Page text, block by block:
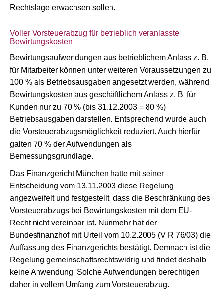
Rechtslage erwachsen sollen.
Voller Vorsteuerabzug für betrieblich veranlasste
Bewirtungskosten
Bewirtungsaufwendungen aus betrieblichem Anlass z. B.
für Mitarbeiter können unter weiteren Voraussetzungen zu
100 % als Betriebsausgaben angesetzt werden, während
Bewirtungskosten aus geschäftlichem Anlass z. B. für
Kunden nur zu 70 % (bis 31.12.2003 = 80 %)
Betriebsausgaben darstellen. Entsprechend wurde auch
die Vorsteuerabzugsmöglichkeit reduziert. Auch hierfür
galten 70 % der Aufwendungen als
Bemessungsgrundlage.
Das Finanzgericht München hatte mit seiner
Entscheidung vom 13.11.2003 diese Regelung
angezweifelt und festgestellt, dass die Beschränkung des
Vorsteuerabzugs bei Bewirtungskosten mit dem EU-
Recht nicht vereinbar ist. Nunmehr hat der
Bundesfinanzhof mit Urteil vom 10.2.2005 (V R 76/03) die
Auffassung des Finanzgerichts bestätigt. Demnach ist die
Regelung gemeinschaftsrechtswidrig und findet deshalb
keine Anwendung. Solche Aufwendungen berechtigen
daher in vollem Umfang zum Vorsteuerabzug.